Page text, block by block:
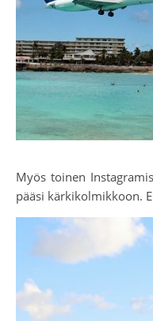
Myös toinen
pääsi kärkikolmikkoon.